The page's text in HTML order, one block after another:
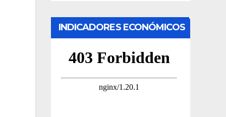
INDICADORES ECONÓMICOS